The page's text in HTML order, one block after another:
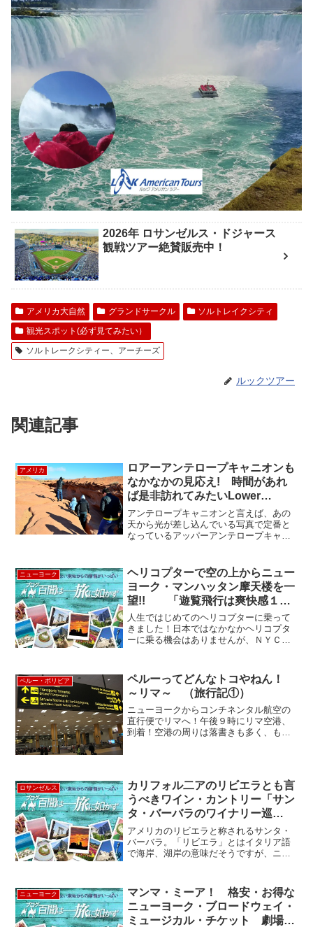
2026年 ロサンゼルス・ドジャース
観戦ツアー絶賛販売中！
アメリカ大自然 グランドサークル
ソルトレイクシティ
観光スポット(必ず見てみたい）
ソルトレークシティー、アーチーズ
ルックツアー
関連記事
アメリカ
ロアーアンテロープキャニオンも
なかなかの見応え! 時間があれ
ば是非訪れてみたいLower
Antelope Canyon
アンテロープキャニオンと言えば、あの
天から光が差し込んでいる写真で定番と
なっているアッパーアンテロープキャニ
があるのです。ツアーはアッパーが一般
的ですし、なかなかロアー...
ニューヨーク
ヘリコプターで空の上からニュー
ヨーク・マンハッタン摩天楼を一
望!! 「遊覧飛行は爽快感１０
０％！」
人生ではじめてのヘリコプターに乗って
きました！日本ではなかなかヘリコプタ
ーに乗る機会はありませんが、ＮＹＣで
年新しく購入しただけあって、ヘリコプ
ターの中もとっても綺麗で...
ペルー・ボリビア
ペルーってどんなトコやねん！
～リマ～ （旅行記①）
ニューヨークからコンチネンタル航空の
直行便でリマへ！午後９時にリマ空港、
到着！空港の周りは落書きも多く、もし
ミラフローレス地区に到着...
ロサンゼルス
カリフォル二アのリビエラとも言
うべきワイン・カントリー「サン
タ・バーバラのワイナリー巡
り」 ”Santa Barbara Winery”
アメリカのリビエラと称されるサンタ・
バーバラ。「リビエラ」とはイタリア語
で海岸、湖岸の意味だそうですが、ニー
の絶景の地の代名詞となってます。アカ
デミー賞を受賞した元祖「...
ニューヨーク
マンマ・ミーア！ 格安・お得な
ニューヨーク・ブロードウェイ・
ミュージカル・チケット 劇場在